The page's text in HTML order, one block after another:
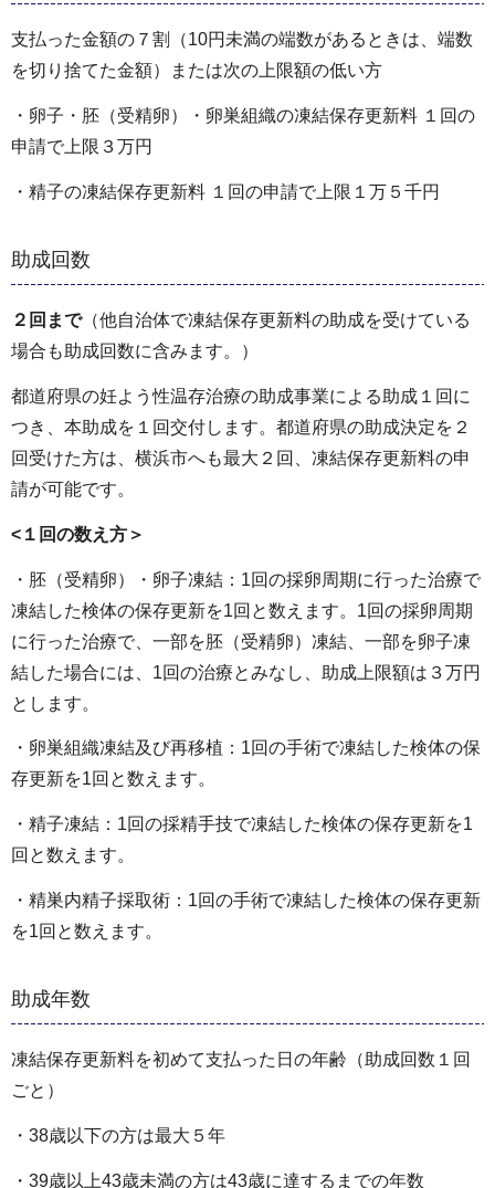
支払った金額の７割（10円未満の端数があるときは、端数
を切り捨てた金額）または次の上限額の低い方
・卵子・胚（受精卵）・卵巣組織の凍結保存更新料 １回の
申請で上限３万円
・精子の凍結保存更新料 １回の申請で上限１万５千円
助成回数
２回まで（他自治体で凍結保存更新料の助成を受けている
場合も助成回数に含みます。）
都道府県の妊よう性温存治療の助成事業による助成１回に
つき、本助成を１回交付します。都道府県の助成決定を２
回受けた方は、横浜市へも最大２回、凍結保存更新料の申
請が可能です。
<１回の数え方＞
・胚（受精卵）・卵子凍結：1回の採卵周期に行った治療で
凍結した検体の保存更新を1回と数えます。1回の採卵周期
に行った治療で、一部を胚（受精卵）凍結、一部を卵子凍
結した場合には、1回の治療とみなし、助成上限額は３万円
とします。
・卵巣組織凍結及び再移植：1回の手術で凍結した検体の保
存更新を1回と数えます。
・精子凍結：1回の採精手技で凍結した検体の保存更新を1
回と数えます。
・精巣内精子採取術：1回の手術で凍結した検体の保存更新
を1回と数えます。
助成年数
凍結保存更新料を初めて支払った日の年齢（助成回数１回
ごと）
・38歳以下の方は最大５年
・39歳以上43歳未満の方は43歳に達するまでの年数